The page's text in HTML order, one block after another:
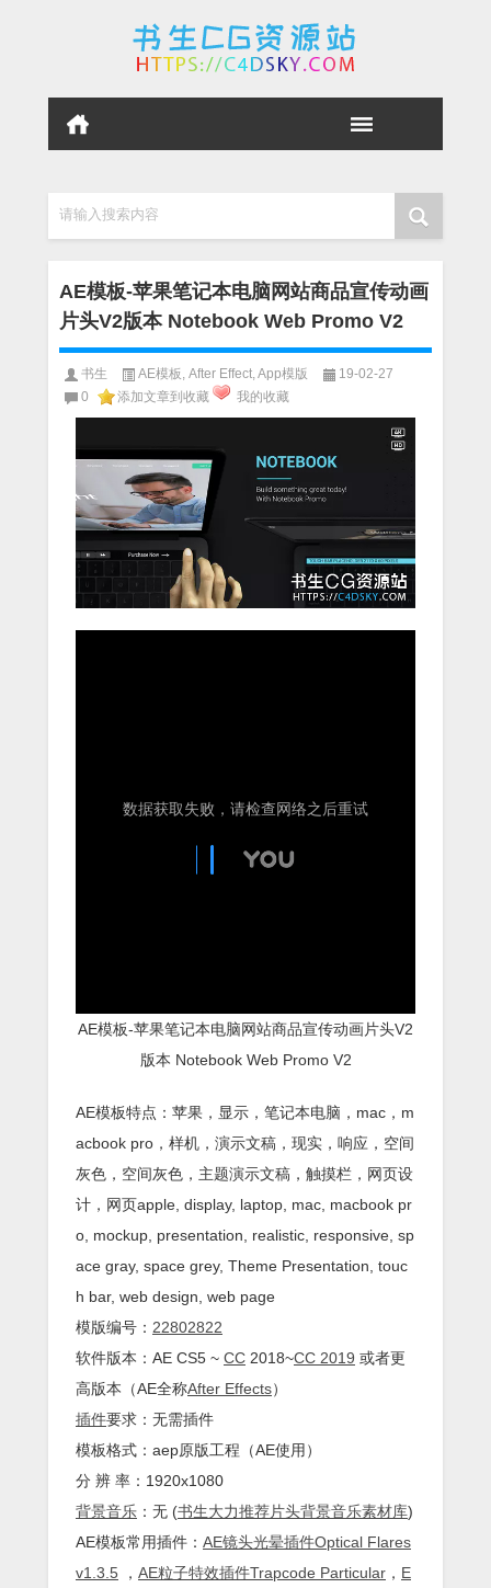
请输入搜索内容
AE模板-苹果笔记本电脑网站商品宣传动画
片头V2版本 Notebook Web Promo V2
书生 AE模板 After Effect App模版
19-02-27
0
添加文章到收藏 我的收藏
AE模板-苹果笔记本电脑网站商品宣传动画片头V2
版本 Notebook Web Promo V2
AE模板特点：苹果，显示，笔记本电脑，mac，m
acbook pro，样机，演示文稿，现实，响应，空间
灰色，空间灰色，主题演示文稿，触摸栏，网页设
计，网页apple, display, laptop, mac, macbook pr
o, mockup, presentation, realistic, responsive, sp
ace gray, space grey, Theme Presentation, touc
h bar, web design, web page
模版编号： 22802822
软件版本：AE CS5 ~ CC 2018~CC 2019 或者更
高版本（AE全称After Effects）
插件要求：无需插件
模板格式：aep原版工程（AE使用）
分 辨 率：1920x1080
背景音乐 ：无 (书生大力推荐片头背景音乐素材库)
AE模板常用插件： AE镜头光晕插件Optical Flares
v1.3.5 ， AE粒子特效插件Trapcode Particular ， E